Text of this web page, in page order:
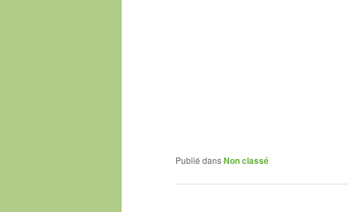
Publié dansNon classé